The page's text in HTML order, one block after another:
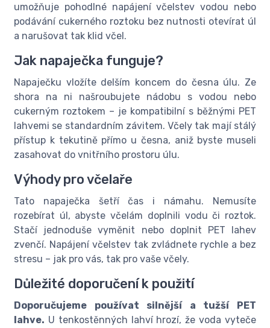
umožňuje pohodlné napájení včelstev vodou nebo
podávání cukerného roztoku bez nutnosti otevírat úl
a narušovat tak klid včel.
Jak napaječka funguje?
Napaječku vložíte delším koncem do česna úlu. Ze
shora na ni našroubujete nádobu s vodou nebo
cukerným roztokem – je kompatibilní s běžnými PET
lahvemi se standardním závitem. Včely tak mají stálý
přístup k tekutině přímo u česna, aniž byste museli
zasahovat do vnitřního prostoru úlu.
Výhody pro včelaře
Tato napaječka šetří čas i námahu. Nemusíte
rozebírat úl, abyste včelám doplnili vodu či roztok.
Stačí jednoduše vyměnit nebo doplnit PET lahev
zvenčí. Napájení včelstev tak zvládnete rychle a bez
stresu – jak pro vás, tak pro vaše včely.
Důležité doporučení k použití
Doporučujeme používat silnější a tužší PET
lahve. U tenkostěnných lahví hrozí, že voda vyteče